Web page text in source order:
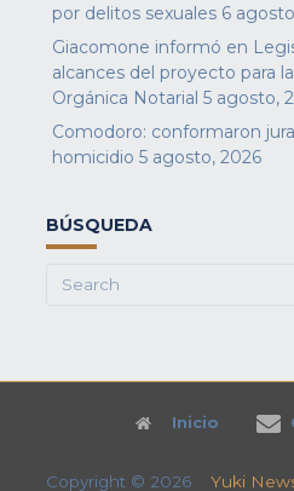
por delitos sexuales 6
Giacomone informó en
alcances del proyecto para
Orgánica Notarial 5 agosto,
Comodoro: conformaron
homicidio 5 agosto, 2026
BÚSQUEDA
Search
Inicio
Copyright © 2026 Yuki